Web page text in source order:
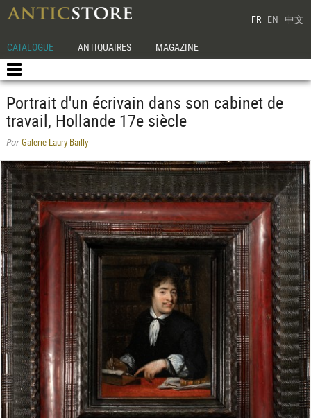
FR EN 中文
CATALOGUE ANTIQUAIRES MAGAZINE
Portrait d'un écrivain dans son cabinet de
travail, Hollande 17e siècle
ParGalerie Laury-Bailly